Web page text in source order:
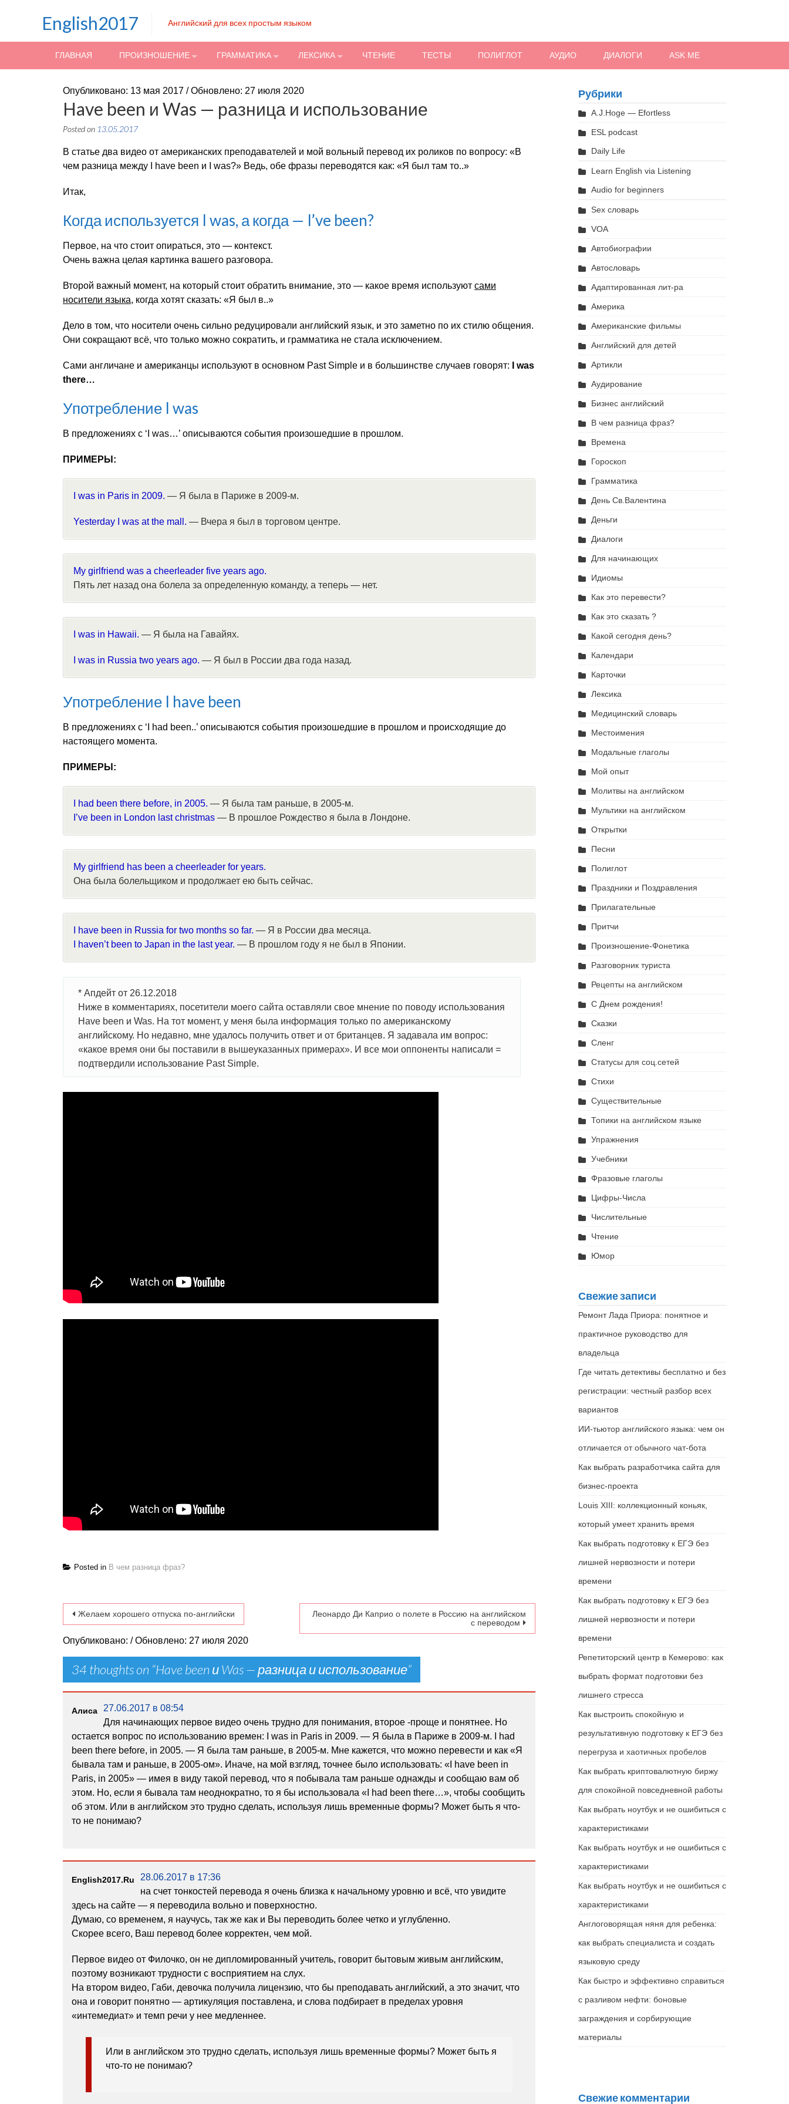
English2017 Английский для всех простым языком
ГЛАВНАЯ ПРОИЗНОШЕНИЕ ГРАММАТИКА ЛЕКСИКА ЧТЕНИЕ ТЕСТЫ ПОЛИГЛОТ АУДИО ДИАЛОГИ ASK ME
Опубликовано: 13 мая 2017 / Обновлено: 27 июля 2020
Have been и Was — разница и использование
Posted on 13.05.2017
В статье два видео от американских преподавателей и мой вольный перевод их роликов по вопросу: «В
чем разница между I have been и I was?» Ведь, обе фразы переводятся как: «Я был там то..»
Итак,
Когда используется I was, а когда — I’ve been?
Первое, на что стоит опираться, это — контекст.
Очень важна целая картинка вашего разговора.
Второй важный момент, на который стоит обратить внимание, это — какое время используютсами
носители языка, когда хотят сказать: «Я был в..»
Дело в том, что носители очень сильно редуцировали английский язык, и это заметно по их стилю общения.
Они сокращают всё, что только можно сократить, и грамматика не стала исключением.
Сами англичане и американцы используют в основном Past Simple и в большинстве случаев говорят:
I was
there…
Употребление I was
В предложениях с ‘I was…’ описываются события произошедшие в прошлом.
ПРИМЕРЫ:
I was in Paris in 2009. — Я была в Париже в 2009-м.
Yesterday I was at the mall. — Вчера я был в торговом центре.
My girlfriend was a cheerleader five years ago.
Пять лет назад она болела за определенную команду, а теперь — нет.
I was in Hawaii. — Я была на Гавайях.
I was in Russia two years ago. — Я был в России два года назад.
Употребление I have been
В предложениях с ‘I had been..’ описываются события произошедшие в прошлом и происходящие до
настоящего момента.
ПРИМЕРЫ:
I had been there before, in 2005. — Я была там раньше, в 2005-м.
I’ve been in London last christmas — В прошлое Рождество я была в Лондоне.
My girlfriend has been a cheerleader for years.
Она была болельщиком и продолжает ею быть сейчас.
I have been in Russia for two months so far. — Я в России два месяца.
I haven’t been to Japan in the last year. — В прошлом году я не был в Японии.
* Апдейт от 26.12.2018
Ниже в комментариях, посетители моего сайта оставляли свое мнение по поводу использования
Have been и Was. На тот момент, у меня была информация только по американскому
английскому. Но недавно, мне удалось получить ответ и от британцев. Я задавала им вопрос:
«какое время они бы поставили в вышеуказанных примерах». И все мои оппоненты написали =
подтвердили использование Past Simple.
Posted in В чем разница фраз?
Навигация по записям
Желаем хорошего отпуска по-английски
Леонардо Ди Каприо о полете в Россию на английском
с переводом
Опубликовано: / Обновлено: 27 июля 2020
34 thoughts on “Have been и Was — разница и использование”
Алиса
27.06.2017 в 08:54
Для начинающих первое видео очень трудно для понимания, второе -проще и понятнее. Но
остается вопрос по использованию времен: I was in Paris in 2009. — Я была в Париже в 2009-м. I had
been there before, in 2005. — Я была там раньше, в 2005-м. Мне кажется, что можно перевести и как «Я
бывала там и раньше, в 2005-ом». Иначе, на мой взгляд, точнее было использовать: «I have been in
Paris, in 2005» — имея в виду такой перевод, что я побывала там раньше однажды и сообщаю вам об
этом. Но, если я бывала там неоднократно, то я бы использовала «I had been there…», чтобы сообщить
об этом. Или в английском это трудно сделать, используя лишь временные формы? Может быть я что-
то не понимаю?
English2017.ru
28.06.2017 в 17:36
на счет тонкостей перевода я очень близка к начальному уровню и всё, что увидите
здесь на сайте — я переводила вольно и поверхностно.
Думаю, со временем, я научусь, так же как и Вы переводить более четко и углубленно.
Скорее всего, Ваш перевод более корректен, чем мой.
Первое видео от Филочко, он не дипломированный учитель, говорит бытовым живым английским,
поэтому возникают трудности с восприятием на слух.
На втором видео, Габи, девочка получила лицензию, что бы преподавать английский, а это значит, что
она и говорит понятно — артикуляция поставлена, и слова подбирает в пределах уровня
«интемедиат» и темп речи у нее медленнее.
Или в английском это трудно сделать, используя лишь временные формы? Может быть я
что-то не понимаю?
Рубрики
A.J.Hoge — Efortless
ESL podcast
Daily Life
Learn English via Listening
Audio for beginners
Sex словарь
VOA
Автобиографии
Автословарь
Адаптированная лит-ра
Америка
Американские фильмы
Английский для детей
Артикли
Аудирование
Бизнес английский
В чем разница фраз?
Времена
Гороскоп
Грамматика
День Св.Валентина
Деньги
Диалоги
Для начинающих
Идиомы
Как это перевести?
Как это сказать ?
Какой сегодня день?
Календари
Карточки
Лексика
Медицинский словарь
Местоимения
Модальные глаголы
Мой опыт
Молитвы на английском
Мультики на английском
Открытки
Песни
Полиглот
Праздники и Поздравления
Прилагательные
Притчи
Произношение-Фонетика
Разговорник туриста
Рецепты на английском
С Днем рождения!
Сказки
Сленг
Статусы для соц.сетей
Стихи
Существительные
Топики на английском языке
Упражнения
Учебники
Фразовые глаголы
Цифры-Числа
Числительные
Чтение
Юмор
Свежие записи
Ремонт Лада Приора: понятное и
практичное руководство для
владельца
Где читать детективы бесплатно и без
регистрации: честный разбор всех
вариантов
ИИ-тьютор английского языка: чем он
отличается от обычного чат-бота
Как выбрать разработчика сайта для
бизнес-проекта
Louis XIII: коллекционный коньяк,
который умеет хранить время
Как выбрать подготовку к ЕГЭ без
лишней нервозности и потери
времени
Как выбрать подготовку к ЕГЭ без
лишней нервозности и потери
времени
Репетиторский центр в Кемерово: как
выбрать формат подготовки без
лишнего стресса
Как выстроить спокойную и
результативную подготовку к ЕГЭ без
перегруза и хаотичных пробелов
Как выбрать криптовалютную биржу
для спокойной повседневной работы
Как выбрать ноутбук и не ошибиться с
характеристиками
Как выбрать ноутбук и не ошибиться с
характеристиками
Как выбрать ноутбук и не ошибиться с
характеристиками
Англоговорящая няня для ребенка:
как выбрать специалиста и создать
языковую среду
Как быстро и эффективно справиться
с разливом нефти: боновые
заграждения и сорбирующие
материалы
Свежие комментарии